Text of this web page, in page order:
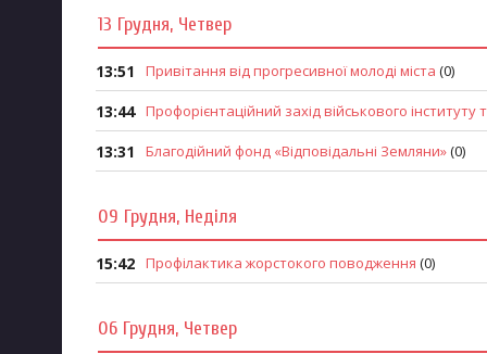
13 Грудня, Четвер
13:51 Привітання від прогресивної молоді міста (0)
13:44 Профорієнтаційний захід військового інституту
13:31 Благодійний фонд «Відповідальні Земляни»(0)
09 Грудня, Неділя
15:42 Профiлактика жорстокого поводження (0)
06 Грудня, Четвер